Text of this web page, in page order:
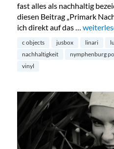
fast alles als nachhaltig
diesen Beitrag „Primark
ich direkt auf das …
c objects jusbox linari
nachhaltigkeit
nymphenburg
vinyl